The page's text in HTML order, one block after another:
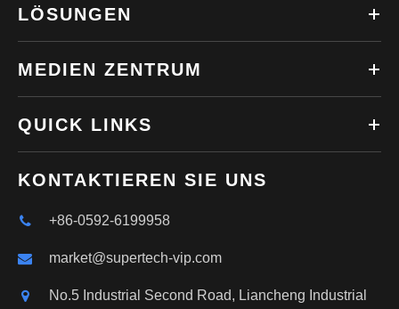
LÖSUNGEN
MEDIEN ZENTRUM
QUICK LINKS
KONTAKTIEREN SIE UNS
+86-0592-6199958
market@supertech-vip.com
No.5 Industrial Second Road, Liancheng Industrial